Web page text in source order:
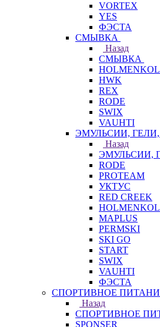
VORTEX
YES
ФЭСТА
СМЫВКА
Назад
СМЫВКА
HOLMENKOL
HWK
REX
RODE
SWIX
VAUHTI
ЭМУЛЬСИИ,
Назад
ЭМУЛЬСИИ,
RODE
PROTEAM
УКТУС
RED CREEK
HOLMENKOL
MAPLUS
PERMSKI
SKI GO
START
SWIX
VAUHTI
ФЭСТА
СПОРТИВНОЕ
Назад
СПОРТИВНОЕ
SPONSER